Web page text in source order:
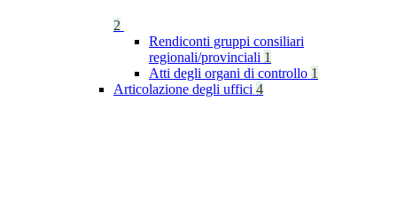
2
Rendiconti gruppi consiliari
regionali/provinciali 1
Atti degli organi di controllo 1
Articolazione degli uffici 4